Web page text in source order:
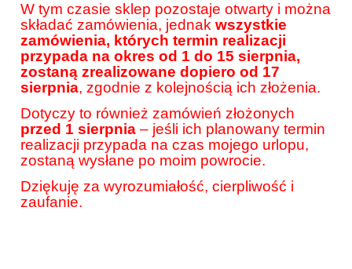
W tym czasie sklep pozostaje otwarty i można
składać zamówienia, jednak wszystkie
zamówienia, których termin realizacji
przypada na okres od 1 do 15 sierpnia,
zostaną zrealizowane dopiero od 17
sierpnia, zgodnie z kolejnością ich złożenia.
Dotyczy to również zamówień złożonych
przed 1 sierpnia – jeśli ich planowany termin
realizacji przypada na czas mojego urlopu,
zostaną wysłane po moim powrocie.
Dziękuję za wyrozumiałość, cierpliwość i
zaufanie.